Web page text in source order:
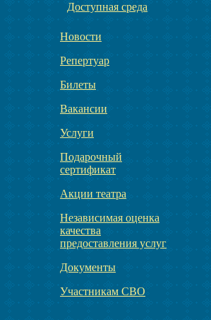
Доступная среда
Новости
Репертуар
Билеты
Вакансии
Услуги
Подарочный
сертификат
Акции театра
Независимая оценка
качества
предоставления услуг
Документы
Участникам СВО